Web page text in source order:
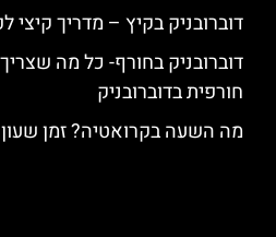
דוברובניק בקיץ – מדריך קיצי
דוברובניק בחורף- כל מה
חורפית בדוברובניק
מה השעה בקרואטיה? זמן